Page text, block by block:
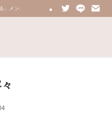
」メンズエステ 鼠蹊部・密着・総合技術力